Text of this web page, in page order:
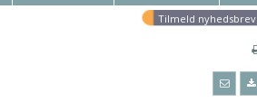
Tilmeld nyhedsbrev